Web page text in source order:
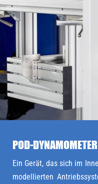
POD-DYNAMOMETER
Ein Gerät, das sich im
modellierten